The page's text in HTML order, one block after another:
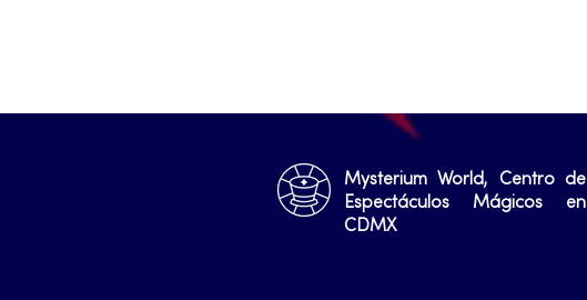
Mysterium World, Centro de
Espectáculos Mágicos en
CDMX